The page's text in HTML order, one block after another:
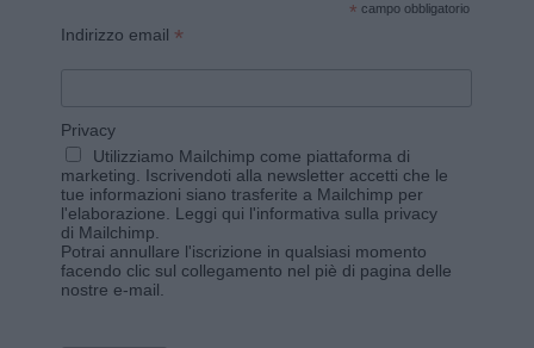
* campo obbligatorio
Indirizzo email *
Privacy
Utilizziamo Mailchimp come piattaforma di
marketing. Iscrivendoti alla newsletter accetti che le
tue informazioni siano trasferite a Mailchimp per
l'elaborazione. Leggi qui l'informativa sulla privacy
di Mailchimp
Potrai annullare l'iscrizione in qualsiasi momento
facendo clic sul collegamento nel piè di pagina delle
nostre e-mail.